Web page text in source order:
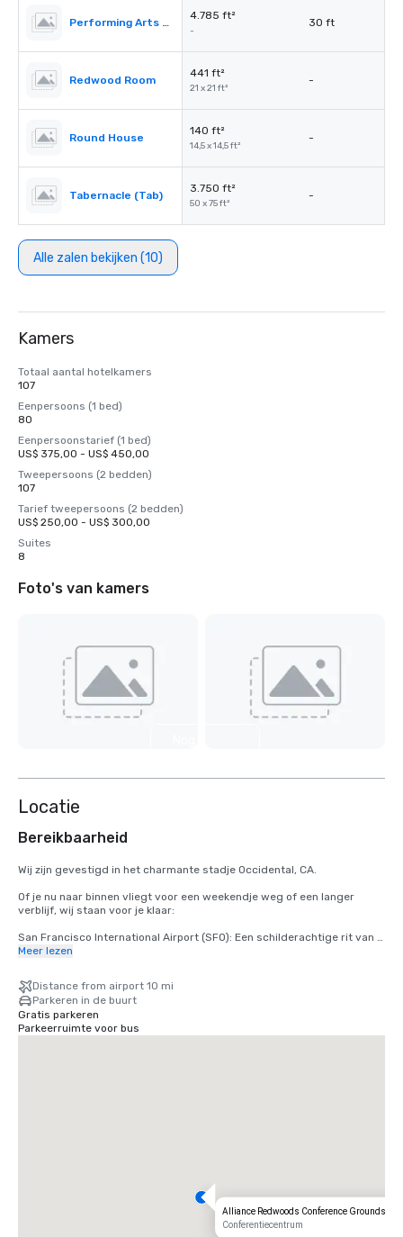
Performing Arts Center (PAC)
4.785 ft²
-
30 ft
Redwood Room
441 ft²
21 x 21 ft²
-
Round House
140 ft²
14,5 x 14,5 ft²
-
Tabernacle (Tab)
3.750 ft²
50 x 75 ft²
-
Alle zalen bekijken (10)
Kamers
Totaal aantal hotelkamers
107
Eenpersoons (1 bed)
80
Eenpersoonstarief (1 bed)
US$ 375,00 - US$ 450,00
Tweepersoons (2 bedden)
107
Tarief tweepersoons (2 bedden)
US$ 250,00 - US$ 300,00
Suites
8
Foto's van kamers
Locatie
Bereikbaarheid
Wij zijn gevestigd in het charmante stadje Occidental, CA.
Of je nu naar binnen vliegt voor een weekendje weg of een langer
verblijf, wij staan voor je klaar:
San Francisco International Airport (SFO): Een schilderachtige rit van 2
uur brengt u van aankomst naar ontspanning.
Charles M. Schulz — Sonoma County Airport (STS) in Santa Rosa:
slechts 35 minuten van onze deur — de snelste route naar uw rustieke
toevluchtsoord.
Meer lezen
Distance from airport 10 mi
Parkeren in de buurt
Gratis parkeren
Parkeerruimte voor bus
Alliance Redwoods Conference Grounds
Conferentiecentrum